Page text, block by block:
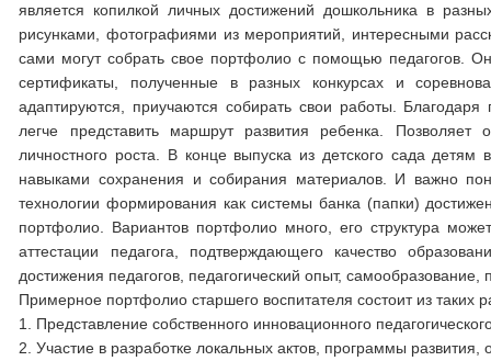
является копилкой личных достижений дошкольника в
рисунками, фотографиями из мероприятий, интересными
сами могут собрать свое портфолио с помощью педагогов.
сертификаты, полученные в разных конкурсах и
адаптируются, приучаются собирать свои работы.
легче представить маршрут развития ребенка.
личностного роста. В конце выпуска из детского сада
навыками сохранения и собирания материалов. И важно
технологии формирования как системы банка (папки)
портфолио. Вариантов портфолио много, его структура
аттестации педагога, подтверждающего качество
достижения педагогов, педагогический опыт,
Примерное портфолио старшего воспитателя состоит из таких
1. Представление собственного инновационного
2. Участие в разработке локальных актов, программы